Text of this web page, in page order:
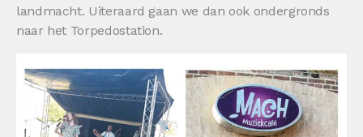
landmacht. Uiteraard gaan we dan ook ondergronds
naar het Torpedostation.